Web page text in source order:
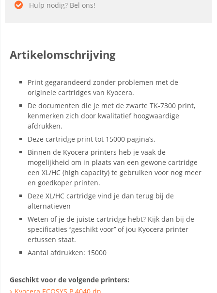
Hulp nodig? Bel ons!
Artikelomschrijving
Print gegarandeerd zonder problemen met de
originele cartridges van Kyocera.
De documenten die je met de zwarte TK-7300 print,
kenmerken zich door kwalitatief hoogwaardige
afdrukken.
Deze cartridge print tot 15000 pagina’s.
Binnen de Kyocera printers heb je vaak de
mogelijkheid om in plaats van een gewone cartridge
een XL/HC (high capacity) te gebruiken voor nog meer
en goedkoper printen.
Deze XL/HC cartridge vind je dan terug bij de
alternatieven
Weten of je de juiste cartridge hebt? Kijk dan bij de
specificaties ‘’geschikt voor’’ of jou Kyocera printer
ertussen staat.
Aantal afdrukken: 15000
Geschikt voor de volgende printers: